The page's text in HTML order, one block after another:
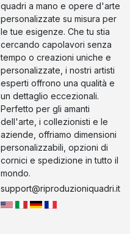
quadri a mano e opere d'arte
personalizzate su misura per
le tue esigenze. Che tu stia
cercando capolavori senza
tempo o creazioni uniche e
personalizzate, i nostri artisti
esperti offrono una qualità e
un dettaglio eccezionali.
Perfetto per gli amanti
dell'arte, i collezionisti e le
aziende, offriamo dimensioni
personalizzabili, opzioni di
cornici e spedizione in tutto il
mondo.
support@riproduzioniquadri.it